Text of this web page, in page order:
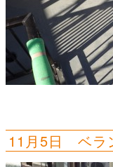
11月5日 ベラ